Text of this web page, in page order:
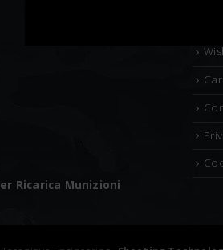
Ricarica Munizioni